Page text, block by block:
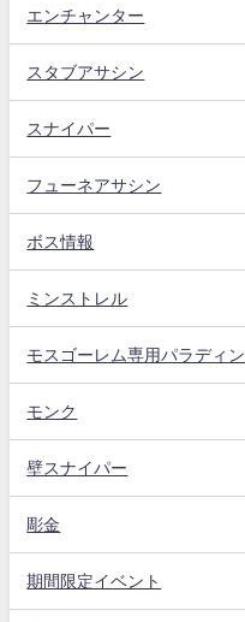
エンチャンター
スタブアサシン
スナイパー
フューネアサシン
ボス情報
ミンストレル
モスゴーレム専用パラディン
モンク
壁スナイパー
彫金
期間限定イベント